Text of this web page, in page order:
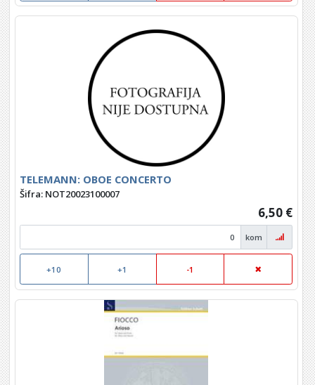
TELEMANN: OBOE CONCERTO
Šifra: NOT20023100007
6,50 €
kom
+10 +1 -1